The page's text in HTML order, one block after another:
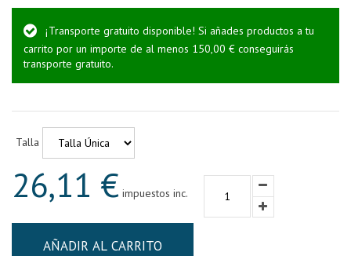
¡Transporte gratuito disponible! Si añades productos a tu
carrito por un importe de al menos 150,00 € conseguirás
transporte gratuito.
Talla
26,11 € impuestos inc.
AÑADIR AL CARRITO